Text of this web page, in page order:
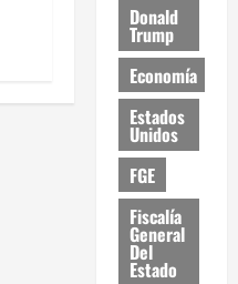
Donald
Trump
Economía
Estados
Unidos
FGE
Fiscalía
General
Del
Estado